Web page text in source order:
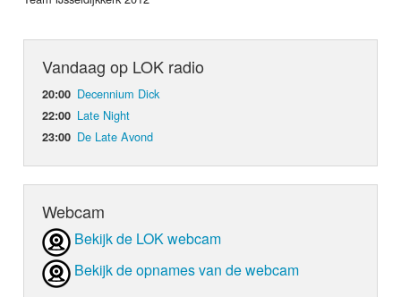
Vandaag op LOK radio
20:00 Decennium Dick
22:00 Late Night
23:00 De Late Avond
Webcam
Bekijk de LOK webcam
Bekijk de opnames van de webcam